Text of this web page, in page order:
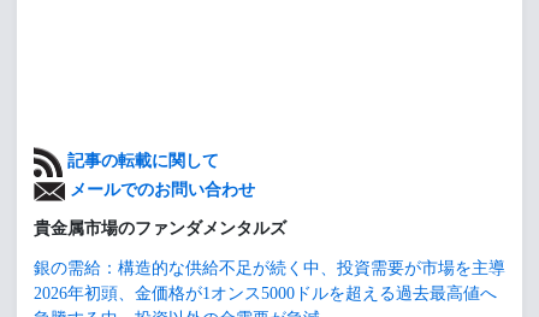
記事の転載に関して
メールでのお問い合わせ
貴金属市場のファンダメンタルズ
銀の需給：構造的な供給不足が続く中、投資需要が市場を主導
2026年初頭、金価格が1オンス5000ドルを超える過去最高値へ